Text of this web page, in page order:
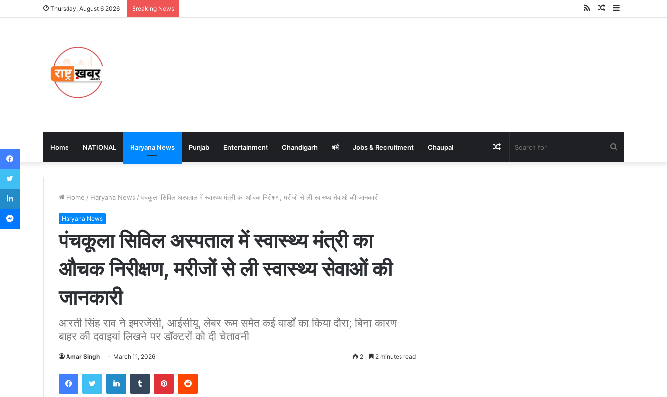
Thursday, August 6 2026 Breaking News
Random
RSS
Home NATIONAL Haryana News Punjab Entertainment Chandigarh धर्म Jobs & Recruitment Chaupal Random
Home / Haryana News / पंचकूला सिविल अस्पताल में स्वास्थ्य मंत्री का औचक निरीक्षण, मरीजों से ली स्वास्थ्य सेवाओं की जानकारी
Haryana News
पंचकूला सिविल अस्पताल में स्वास्थ्य मंत्री का
औचक निरीक्षण, मरीजों से ली स्वास्थ्य सेवाओं की
जानकारी
आरती सिंह राव ने इमरजेंसी, आईसीयू, लेबर रूम समेत कई वार्डों का किया दौरा; बिना कारण
बाहर की दवाइयां लिखने पर डॉक्टरों को दी चेतावनी
Amar Singh March 11, 2026 2 2 minutes read